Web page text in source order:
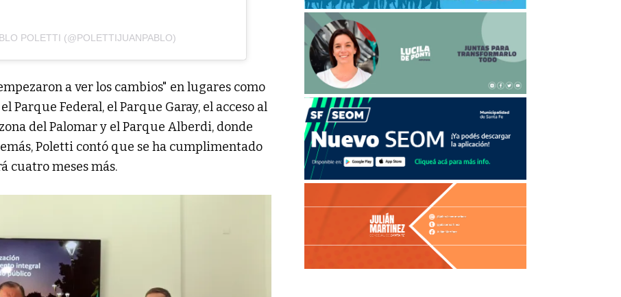
POLETTI (@POLETTIJUANPABLO)
a ver los cambios" en lugares como
Parque Federal, el Parque Garay, el acceso al
del Palomar y el Parque Alberdi, donde
Poletti contó que se ha cumplimentado
cuatro meses más.